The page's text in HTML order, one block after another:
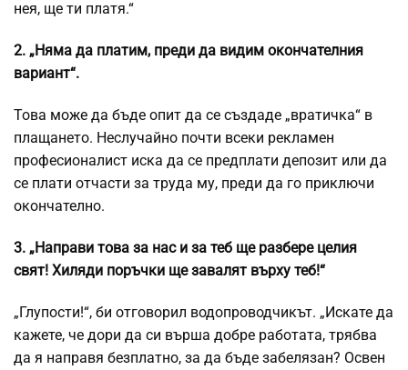
нея, ще ти платя.“
2. „Няма да платим, преди да видим окончателния
вариант“.
Това може да бъде опит да се създаде „вратичка“ в
плащането. Неслучайно почти всеки рекламен
професионалист иска да се предплати депозит или да
се плати отчасти за труда му, преди да го приключи
окончателно.
3. „Направи това за нас и за теб ще разбере целия
свят! Хиляди поръчки ще завалят върху теб!“
„Глупости!“, би отговорил водопроводчикът. „Искате да
кажете, че дори да си върша добре работата, трябва
да я направя безплатно, за да бъде забелязан? Освен